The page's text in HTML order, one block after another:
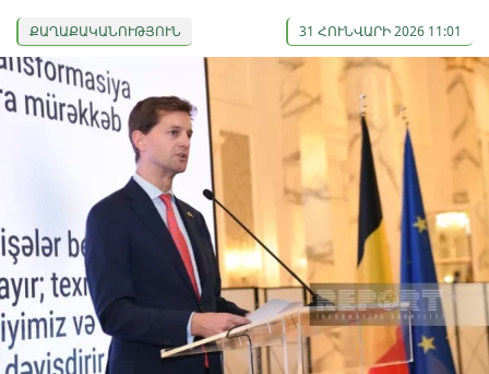
ՔԱՂԱՔԱԿԱՆՈՒԹՅՈՒՆ 31 ՀՈՒՆՎԱՐԻ 2026 11:01